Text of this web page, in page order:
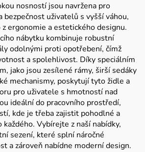
nosností jsou navržena pro
uživatelů s vyšší váhou,
ergonomie a estetického designu.
nábytku kombinuje robustní
odolnými proti opotřebení, čímž
a spolehlivost. Díky speciálním
jako jsou zesílené rámy, širší sedáky
mechanismy, poskytují tyto židle a
pro uživatele s hmotností nad
ideální do pracovního prostředí,
kde je třeba zajistit pohodlné a
každého. Vybírejte z naší nabídky,
sezení, které splní náročné
a zároveň nabídne moderní design.